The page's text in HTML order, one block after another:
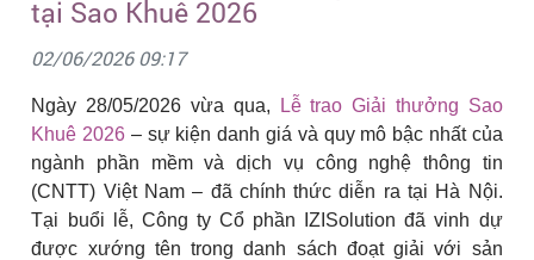
tại Sao Khuê 2026
02/06/2026 09:17
Ngày 28/05/2026 vừa qua,
Lễ trao Giải thưởng Sao
Khuê 2026 – sự kiện danh giá và quy mô bậc nhất của
ngành phần mềm và dịch vụ công nghệ thông tin
(CNTT) Việt Nam – đã chính thức diễn ra tại Hà Nội.
Tại buổi lễ, Công ty Cổ phần IZISolution đã vinh dự
được xướng tên trong danh sách đoạt giải với sản